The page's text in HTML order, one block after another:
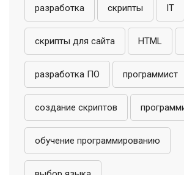
разработка скрипты IT
скрипты для сайта HTML
разработка ПО программист
создание скриптов
обучение программированию